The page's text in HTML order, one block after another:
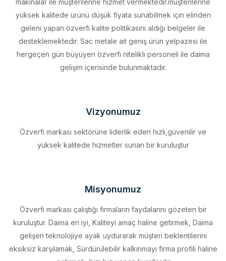
geleni yapan özverfi kalite politikasını aldığı belgeler ile
desteklemektedir. Sac metale ait geniş ürün yelpazesi ile
hergeçen gün büyüyen özverfi nitelikli personeli ile daima
gelişim içerisinde bulunmaktadır.
Özverfi markası sektörüne liderlik eden hızlı,güvenilir ve
Özverfi markası çalıştığı firmaların faydalarını gözeten bir
gelişen teknolojiye ayak uydurarak müşteri beklentilerini
eksiksiz karşılamak, Sürdürülebilir kalkınmayı firma profili haline
getirmek, bizi biz yapan kurallardır